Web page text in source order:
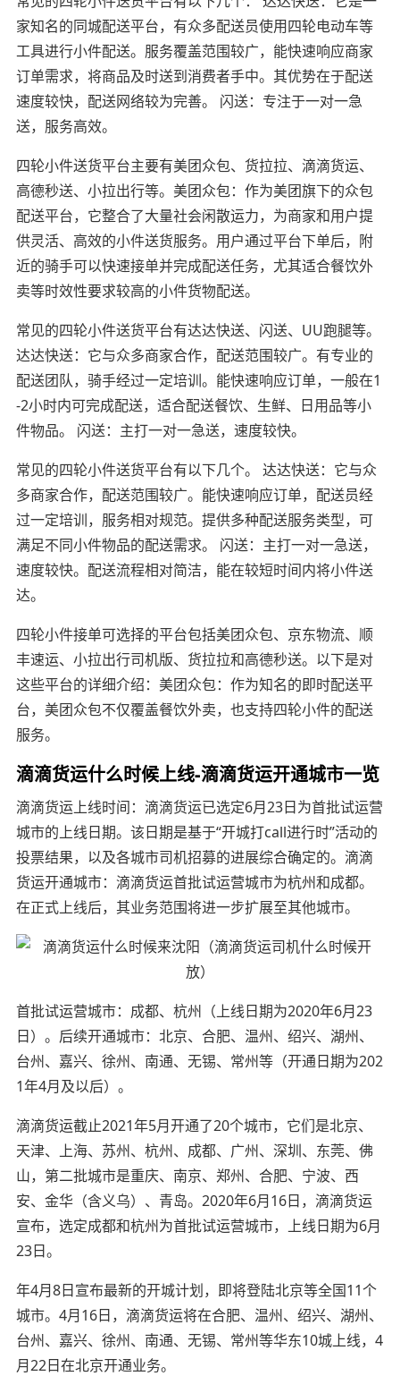
家知名的同城配送平台，有众多配送员使用四轮电动车等
工具进行小件配送。服务覆盖范围较广，能快速响应商家
订单需求，将商品及时送到消费者手中。其优势在于配送
速度较快，配送网络较为完善。 闪送：专注于一对一急
送，服务高效。
四轮小件送货平台主要有美团众包、货拉拉、滴滴货运、
高德秒送、小拉出行等。美团众包：作为美团旗下的众包
配送平台，它整合了大量社会闲散运力，为商家和用户提
供灵活、高效的小件送货服务。用户通过平台下单后，附
近的骑手可以快速接单并完成配送任务，尤其适合餐饮外
卖等时效性要求较高的小件货物配送。
常见的四轮小件送货平台有达达快送、闪送、UU跑腿等。
达达快送：它与众多商家合作，配送范围较广。有专业的
配送团队，骑手经过一定培训。能快速响应订单，一般在1
-2小时内可完成配送，适合配送餐饮、生鲜、日用品等小
件物品。 闪送：主打一对一急送，速度较快。
常见的四轮小件送货平台有以下几个。 达达快送：它与众
多商家合作，配送范围较广。能快速响应订单，配送员经
过一定培训，服务相对规范。提供多种配送服务类型，可
满足不同小件物品的配送需求。 闪送：主打一对一急送，
速度较快。配送流程相对简洁，能在较短时间内将小件送
达。
四轮小件接单可选择的平台包括美团众包、京东物流、顺
丰速运、小拉出行司机版、货拉拉和高德秒送。以下是对
这些平台的详细介绍：美团众包：作为知名的即时配送平
台，美团众包不仅覆盖餐饮外卖，也支持四轮小件的配送
服务。
滴滴货运什么时候上线-滴滴货运开通城市一览
滴滴货运上线时间：滴滴货运已选定6月23日为首批试运营
城市的上线日期。该日期是基于“开城打call进行时”活动的
投票结果，以及各城市司机招募的进展综合确定的。滴滴
货运开通城市：滴滴货运首批试运营城市为杭州和成都。
在正式上线后，其业务范围将进一步扩展至其他城市。
首批试运营城市：成都、杭州（上线日期为2020年6月23
日）。后续开通城市：北京、合肥、温州、绍兴、湖州、
台州、嘉兴、徐州、南通、无锡、常州等（开通日期为202
1年4月及以后）。
滴滴货运截止2021年5月开通了20个城市，它们是北京、
天津、上海、苏州、杭州、成都、广州、深圳、东莞、佛
山，第二批城市是重庆、南京、郑州、合肥、宁波、西
安、金华（含义乌）、青岛。2020年6月16日，滴滴货运
宣布，选定成都和杭州为首批试运营城市，上线日期为6月
23日。
年4月8日宣布最新的开城计划，即将登陆北京等全国11个
城市。4月16日，滴滴货运将在合肥、温州、绍兴、湖州、
台州、嘉兴、徐州、南通、无锡、常州等华东10城上线，4
月22日在北京开通业务。